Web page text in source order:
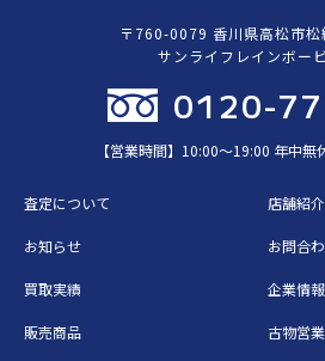
〒760-0079 香川県高松市
サンライフレインボー
0120-
【営業時間】10:00〜19:00 年中無
査定について 店舗紹介
お知らせ お問合
買取実績 企業情報
販売商品 古物営